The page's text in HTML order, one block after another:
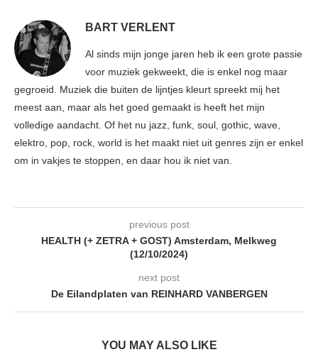
BART VERLENT
Al sinds mijn jonge jaren heb ik een grote passie
voor muziek gekweekt, die is enkel nog maar
gegroeid. Muziek die buiten de lijntjes kleurt spreekt mij het
meest aan, maar als het goed gemaakt is heeft het mijn
volledige aandacht. Of het nu jazz, funk, soul, gothic, wave,
elektro, pop, rock, world is het maakt niet uit genres zijn er enkel
om in vakjes te stoppen, en daar hou ik niet van.
previous post
HEALTH (+ ZETRA + GOST) Amsterdam, Melkweg
(12/10/2024)
next post
De Eilandplaten van REINHARD VANBERGEN
YOU MAY ALSO LIKE